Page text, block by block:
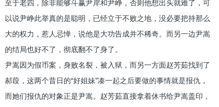
至于老四，除非能够斗赢尹岸和尹峥，否则他想出头就难了，可
以说尹峥此举真的是聪明，已经立于不败之地，没必要把持那么
大的权力，惹人忌惮，说他是大功告成并不稀奇。而另一边尹嵩
的结局也好不了，彻底翻不了身了。
尹嵩因为假币案，身败名裂，被入狱，而另一方面赵芳茹找到了
郝葭，这两个昔日的“好姐妹”凑一起之后要做的事情就是报仇，
而她们报仇的对象正是尹嵩。赵芳茹直接拿着休书给尹嵩盖印，